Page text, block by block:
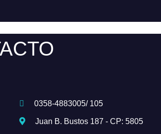
0358-4883005/ 105
Juan B. Bustos 187 - CP: 5805